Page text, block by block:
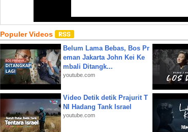
Populer Videos
Belum Lama Bebas, Bos Pr
eman Jakarta John Kei Ke
mbali Ditangk...
youtube.com
Video Detik detik Prajurit T
NI Hadang Tank Israel
youtube.com